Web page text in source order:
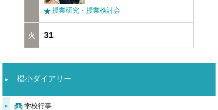
授業研究・授業検討会
31
椙小ダイアリー
学校行事